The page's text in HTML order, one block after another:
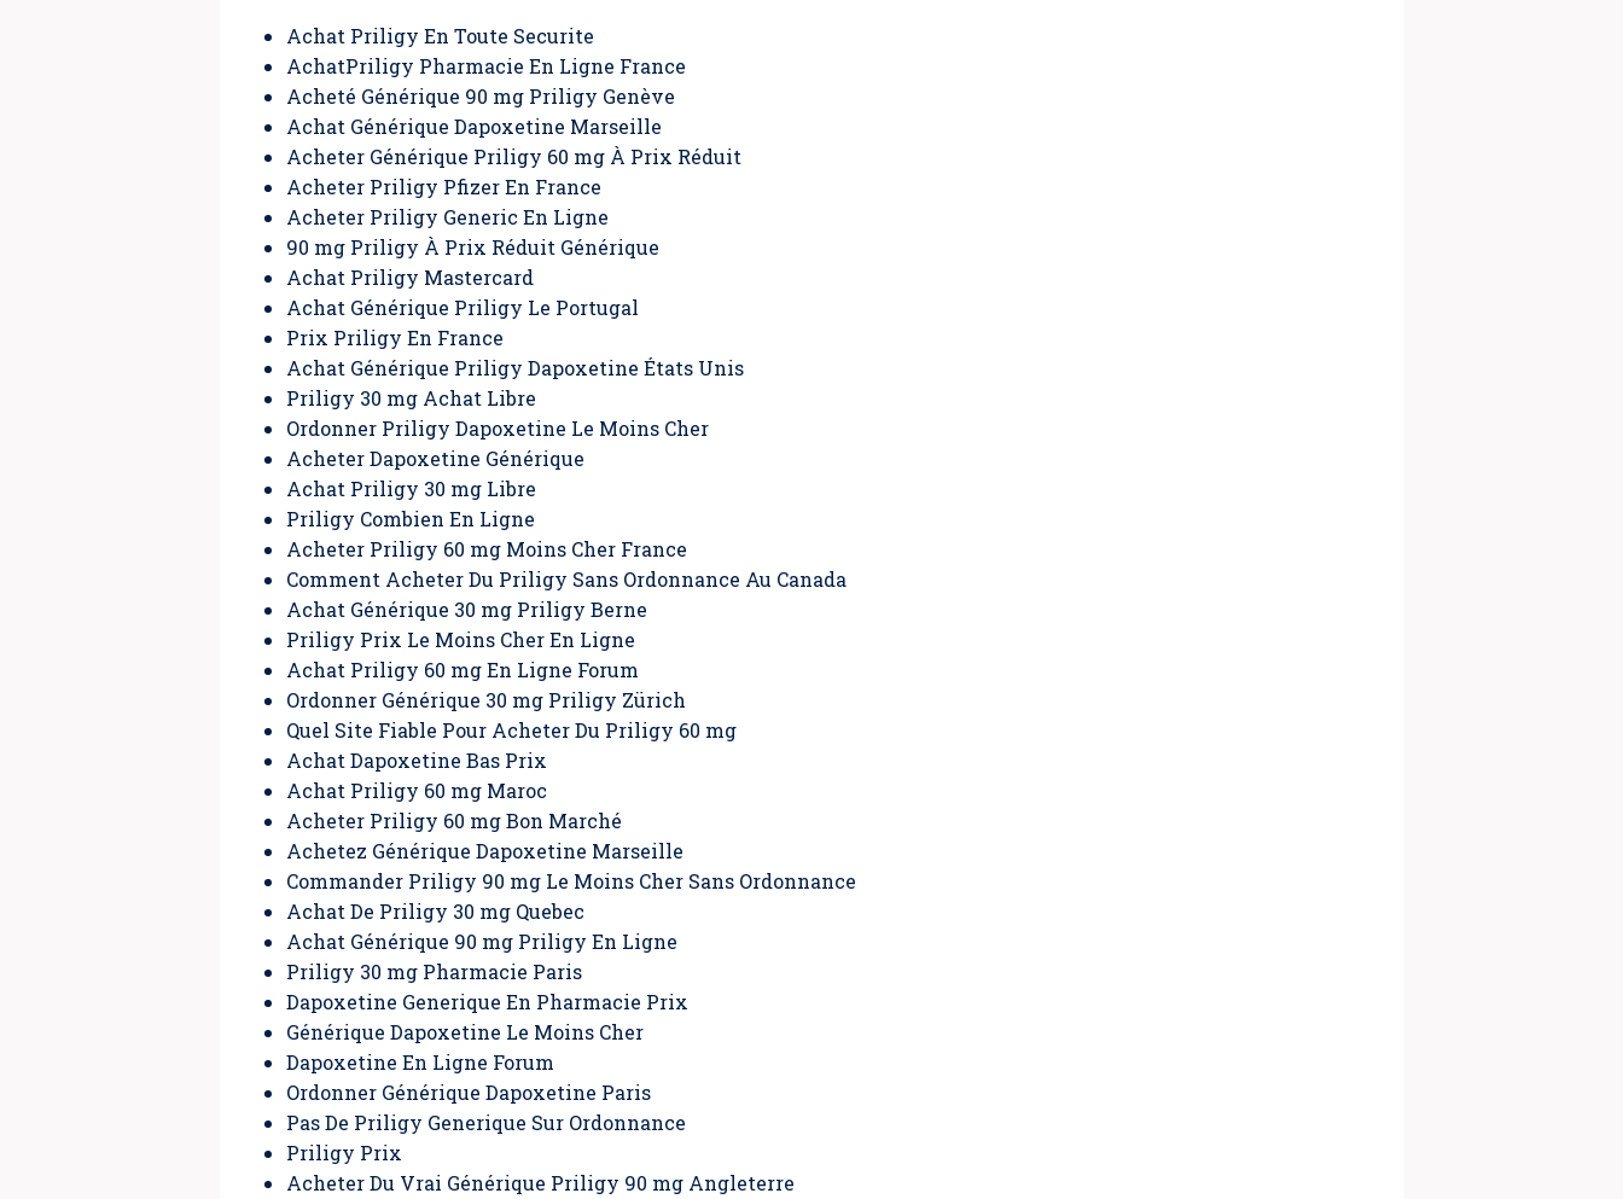
Achat Priligy En Toute Securite
AchatPriligy Pharmacie En Ligne France
Acheté Générique 90 mg Priligy Genève
Achat Générique Dapoxetine Marseille
Acheter Générique Priligy 60 mg À Prix Réduit
Acheter Priligy Pfizer En France
Acheter Priligy Generic En Ligne
90 mg Priligy À Prix Réduit Générique
Achat Priligy Mastercard
Achat Générique Priligy Le Portugal
Prix Priligy En France
Achat Générique Priligy Dapoxetine États Unis
Priligy 30 mg Achat Libre
Ordonner Priligy Dapoxetine Le Moins Cher
Acheter Dapoxetine Générique
Achat Priligy 30 mg Libre
Priligy Combien En Ligne
Acheter Priligy 60 mg Moins Cher France
Comment Acheter Du Priligy Sans Ordonnance Au Canada
Achat Générique 30 mg Priligy Berne
Priligy Prix Le Moins Cher En Ligne
Achat Priligy 60 mg En Ligne Forum
Ordonner Générique 30 mg Priligy Zürich
Quel Site Fiable Pour Acheter Du Priligy 60 mg
Achat Dapoxetine Bas Prix
Achat Priligy 60 mg Maroc
Acheter Priligy 60 mg Bon Marché
Achetez Générique Dapoxetine Marseille
Commander Priligy 90 mg Le Moins Cher Sans Ordonnance
Achat De Priligy 30 mg Quebec
Achat Générique 90 mg Priligy En Ligne
Priligy 30 mg Pharmacie Paris
Dapoxetine Generique En Pharmacie Prix
Générique Dapoxetine Le Moins Cher
Dapoxetine En Ligne Forum
Ordonner Générique Dapoxetine Paris
Pas De Priligy Generique Sur Ordonnance
Priligy Prix
Acheter Du Vrai Générique Priligy 90 mg Angleterre